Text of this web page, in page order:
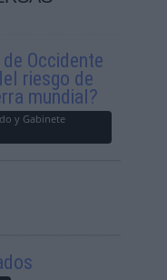
Occidente
riesgo de
mundial?
y Gabinete